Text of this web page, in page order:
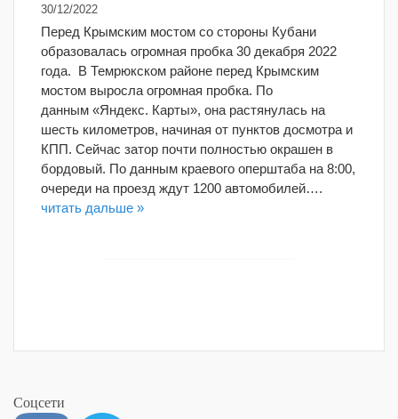
30/12/2022
Перед Крымским мостом со стороны Кубани
образовалась огромная пробка 30 декабря 2022
года. В Темрюкском районе перед Крымским
мостом выросла огромная пробка. По
данным «Яндекс. Карты», она растянулась на
шесть километров, начиная от пунктов досмотра и
КПП. Сейчас затор почти полностью окрашен в
бордовый. По данным краевого оперштаба на 8:00,
очереди на проезд ждут 1200 автомобилей….
читать дальше »
Соцсети